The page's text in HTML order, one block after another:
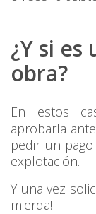
¿Y si
obra?
En estos
aprobarla
pedir un
explotación.
Y una vez
mierda!